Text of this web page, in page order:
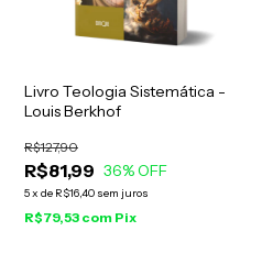
Livro Teologia Sistemática -
Louis Berkhof
R$81,99
R$127,90
36% OFF
5x de R$16,40 sem juros
R$79,53 com Pix